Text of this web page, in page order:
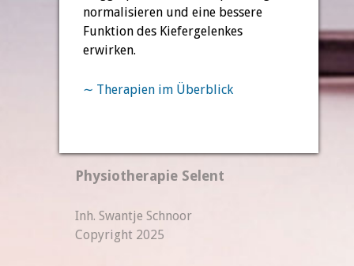
normalisieren und eine bessere
Funktion des Kiefergelenkes
erwirken.
∼ Therapien im Überblick
Physiotherapie Selent
Inh. Swantje Schnoor
Copyright 2025